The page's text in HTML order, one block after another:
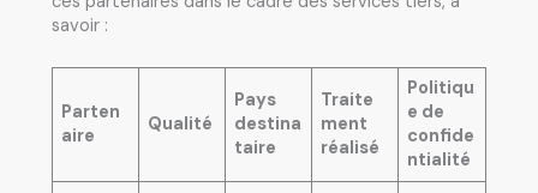
savoir :
Parten
aire
Qualité
Pays
destina
taire
Traite
ment
réalisé
Politiqu
e de
confide
ntialité